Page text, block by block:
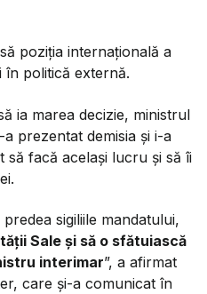
poziția internațională a
în politică externă.
ia marea decizie, ministrul
prezentat demisia și i-a
să facă același lucru și să îi
sigiliile mandatului,
Sale şi să o sfătuiască
interimar”, a afirmat
care şi-a comunicat în